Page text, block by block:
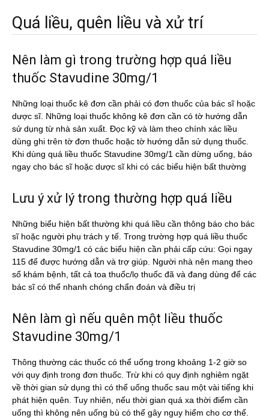
Quá liều, quên liều và xử trí
Nên làm gì trong trường hợp quá liều
thuốc Stavudine 30mg/1
Những loại thuốc kê đơn cần phải có đơn thuốc của bác sĩ hoặc
dược sĩ. Những loại thuốc không kê đơn cần có tờ hướng dẫn
sử dụng từ nhà sản xuất. Đọc kỹ và làm theo chính xác liều
dùng ghi trên tờ đơn thuốc hoặc tờ hướng dẫn sử dụng thuốc.
Khi dùng quá liều thuốc Stavudine 30mg/1 cần dừng uống, báo
ngay cho bác sĩ hoặc dược sĩ khi có các biểu hiện bất thường
Lưu ý xử lý trong thường hợp quá liều
Những biểu hiện bất thường khi quá liều cần thông báo cho bác
sĩ hoặc người phụ trách y tế. Trong trường hợp quá liều thuốc
Stavudine 30mg/1 có các biểu hiện cần phải cấp cứu: Gọi ngay
115 để được hướng dẫn và trợ giúp. Người nhà nên mang theo
sổ khám bệnh, tất cả toa thuốc/lọ thuốc đã và đang dùng để các
bác sĩ có thể nhanh chóng chẩn đoán và điều trị
Nên làm gì nếu quên một liều thuốc
Stavudine 30mg/1
Thông thường các thuốc có thể uống trong khoảng 1-2 giờ so
với quy định trong đơn thuốc. Trừ khi có quy định nghiêm ngặt
về thời gian sử dụng thì có thể uống thuốc sau một vài tiếng khi
phát hiện quên. Tuy nhiên, nếu thời gian quá xa thời điểm cần
uống thì không nên uống bù có thể gây nguy hiểm cho cơ thể.